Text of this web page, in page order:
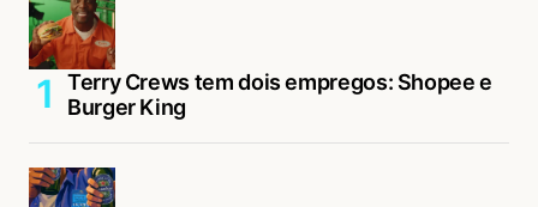
Terry Crews tem dois empregos: Shopee e
Burger King